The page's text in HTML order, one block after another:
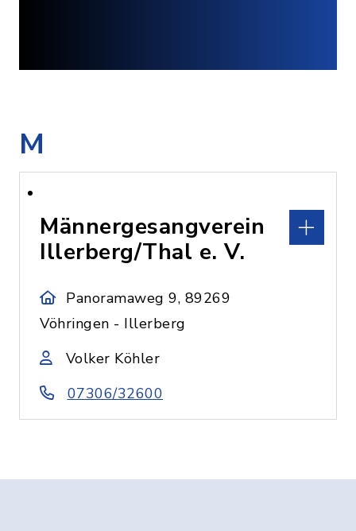
M
Männergesangverein
Illerberg/Thal e. V.
Panoramaweg 9, 89269
Vöhringen - Illerberg
Volker Köhler
07306/32600